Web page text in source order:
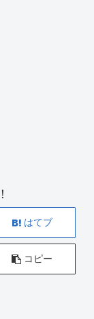
はてブ
コピー